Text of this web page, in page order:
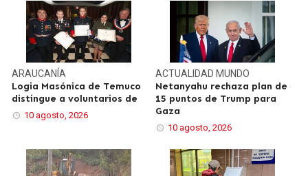
ARAUCANÍA
Logia Masónica de Temuco
distingue a voluntarios de
10 agosto, 2026
ACTUALIDAD MUNDO
Netanyahu rechaza plan de
15 puntos de Trump para
Gaza
10 agosto, 2026